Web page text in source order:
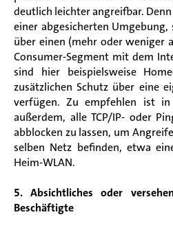
deutlich leichter angreifbar.
einer abgesicherten
über einen (mehr oder weniger
Consumer-Segment mit dem
sind hier beispielsweise
zusätzlichen Schutz über eine
verfügen. Zu empfehlen ist in
außerdem, alle TCP/IP- oder
abblocken zu lassen, um
selben Netz befinden, etwa
Heim-WLAN.
5. Absichtliches oder
Beschäftigte